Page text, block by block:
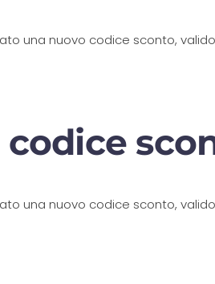
una nuovo codice sconto,
codice
una nuovo codice sconto,